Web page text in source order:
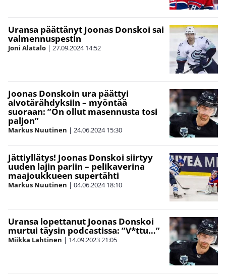
Uransa päättänyt Joonas Donskoi sai
valmennuspestin
Joni Alatalo | 27.09.2024 14:52
Joonas Donskoin ura päättyi
aivotärähdyksiin – myöntää
suoraan: ”On ollut masennusta tosi
paljon”
Markus Nuutinen | 24.06.2024 15:30
Jättiyllätys! Joonas Donskoi siirtyy
uuden lajin pariin – pelikaverina
maajoukkueen supertähti
Markus Nuutinen | 04.06.2024 18:10
Uransa lopettanut Joonas Donskoi
murtui täysin podcastissa: ”V*ttu…”
Miikka Lahtinen | 14.09.202321:05